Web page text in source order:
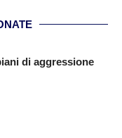
di aggressione